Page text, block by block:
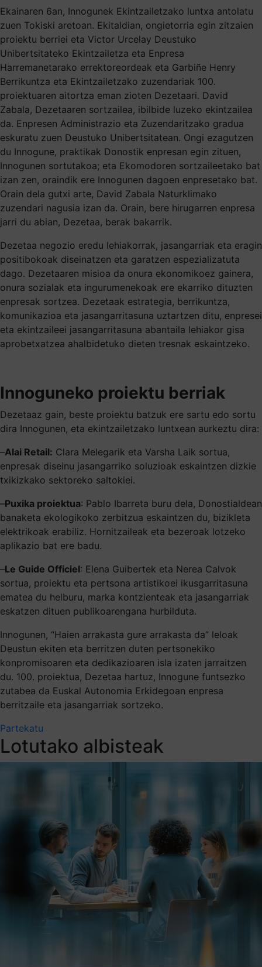
Ekainaren 6an, Innogunek Ekintzailetzako luntxa antolatu
zuen Tokiski aretoan. Ekitaldian, ongietorria egin zitzaien
proiektu berriei eta Victor Urcelay Deustuko
Unibertsitateko Ekintzailetza eta Enpresa
Harremanetarako errektoreordeak eta Garbiñe Henry
Berrikuntza eta Ekintzailetzako zuzendariak 100.
proiektuaren aitortza eman zioten Dezetaari. David
Zabala, Dezetaaren sortzailea, ibilbide luzeko ekintzailea
da. Enpresen Administrazio eta Zuzendaritzako gradua
eskuratu zuen Deustuko Unibertsitatean. Ongi ezagutzen
du Innogune, praktikak Donostik enpresan egin zituen,
Innogunen sortutakoa; eta Ekomodoren sortzaileetako bat
izan zen, oraindik ere Innogunen dagoen enpresetako bat.
Orain dela gutxi arte, David Zabala Naturklimako
zuzendari nagusia izan da. Orain, bere hirugarren enpresa
jarri du abian, Dezetaa, berak bakarrik.
Dezetaa negozio eredu lehiakorrak, jasangarriak eta eragin
positibokoak diseinatzen eta garatzen espezializatuta
dago. Dezetaaren misioa da onura ekonomikoez gainera,
onura sozialak eta ingurumenekoak ere ekarriko dituzten
enpresak sortzea. Dezetaak estrategia, berrikuntza,
komunikazioa eta jasangarritasuna uztartzen ditu, enpresei
eta ekintzaileei jasangarritasuna abantaila lehiakor gisa
aprobetxatzea ahalbidetuko dieten tresnak eskaintzeko.
Innoguneko proiektu berriak
Dezetaaz gain, beste proiektu batzuk ere sartu edo sortu
dira Innogunen, eta ekintzailetzako luntxean aurkeztu dira:
–Alai Retail: Clara Melegarik eta Varsha Laik sortua,
enpresak diseinu jasangarriko soluzioak eskaintzen dizkie
txikizkako sektoreko saltokiei.
–Puxika proiektua: Pablo Ibarreta buru dela, Donostialdean
banaketa ekologikoko zerbitzua eskaintzen du, bizikleta
elektrikoak erabiliz. Hornitzaileak eta bezeroak lotzeko
aplikazio bat ere badu.
–Le Guide Officiel: Elena Guibertek eta Nerea Calvok
sortua, proiektu eta pertsona artistikoei ikusgarritasuna
ematea du helburu, marka kontzienteak eta jasangarriak
eskatzen dituen publikoarengana hurbilduta.
Innogunen, “Haien arrakasta gure arrakasta da” leloak
Deustun ekiten eta berritzen duten pertsonekiko
konpromisoaren eta dedikazioaren isla izaten jarraitzen
du. 100. proiektua, Dezetaa hartuz, Innogune funtsezko
zutabea da Euskal Autonomia Erkidegoan enpresa
berritzaile eta jasangarriak sortzeko.
Partekatu
Lotutako albisteak